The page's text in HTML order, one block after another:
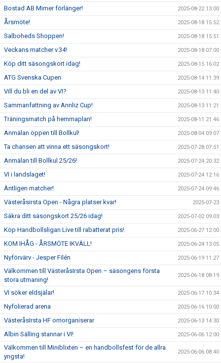
Bostad AB Mimer förlänger! 2025-08-22 13:00
Årsmöte! 2025-08-18 15:52
Salboheds Shoppen! 2025-08-18 15:51
Veckans matcher v.34! 2025-08-18 07:00
Köp ditt säsongskort idag! 2025-08-15 16:02
ATG Svenska Cupen 2025-08-14 11:39
Vill du bli en del av VI? 2025-08-13 11:40
Sammanfattning av Annliz Cup! 2025-08-13 11:21
Träningsmatch på hemmaplan! 2025-08-11 21:46
Anmälan öppen till Bollkul! 2025-08-04 09:07
Ta chansen att vinna ett säsongskort! 2025-07-28 07:51
Anmälan till Bollkul 25/26! 2025-07-24 20:32
VI i landslaget! 2025-07-24 12:16
Äntligen matcher! 2025-07-24 09:46
Västeråsirsta Open - Några platser kvar! 2025-07-23
Säkra ditt säsongskort 25/26 idag! 2025-07-02 09:03
Köp Handbollsligan Live till rabatterat pris! 2025-06-27 12:00
KOM IHÅG - ÅRSMÖTE IKVÄLL! 2025-06-24 13:05
Nyförvärv - Jesper Filén 2025-06-19 11:27
Välkommen till VästeråsIrsta Open – säsongens första
stora utmaning!
2025-06-18 08:19
VI söker eldsjälar! 2025-06-17 10:34
Nyfolierad arena 2025-06-16 10:00
VästeråsIrsta HF omorganiserar 2025-06-13 14:30
Albin Sälling stannar i VI! 2025-06-06 12:00
Välkommen till Miniblixten – en handbollsfest för de allra
yngsta!
2025-06-06 08:40